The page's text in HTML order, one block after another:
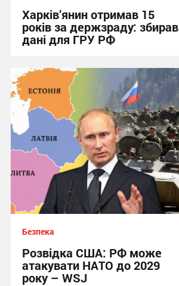
Харків’янин отримав 15
років за держзраду: збирав
дані для ГРУ РФ
Безпека
Розвідка США: РФ може
атакувати НАТО до 2029
року – WSJ